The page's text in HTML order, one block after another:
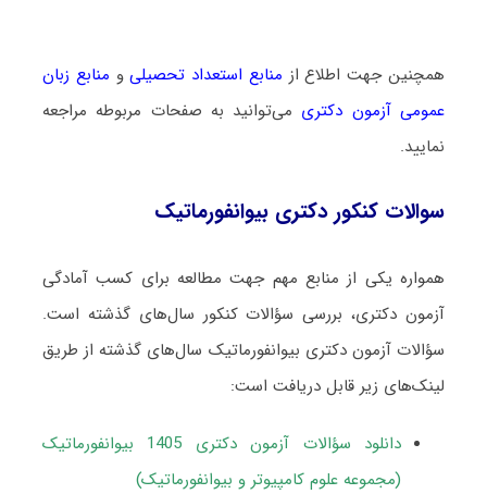
همچنین جهت اطلاع از منابع استعداد تحصیلیو منابع زبان
عمومی آزمون دکتری می‌توانید به صفحات مربوطه مراجعه
نمایید.
سوالات کنکور دکتری بیوانفورماتیک
همواره یکی از منابع مهم جهت مطالعه برای کسب آمادگی
آزمون دکتری، بررسی سؤالات کنکور سال‌های گذشته است.
سؤالات آزمون دکتری بیوانفورماتیک سال‌های گذشته از طریق
لینک‌های زیر قابل دریافت است:
دانلود سؤالات آزمون دکتری 1405 بیوانفورماتیک
(مجموعه علوم کامپیوتر و بیوانفورماتیک)